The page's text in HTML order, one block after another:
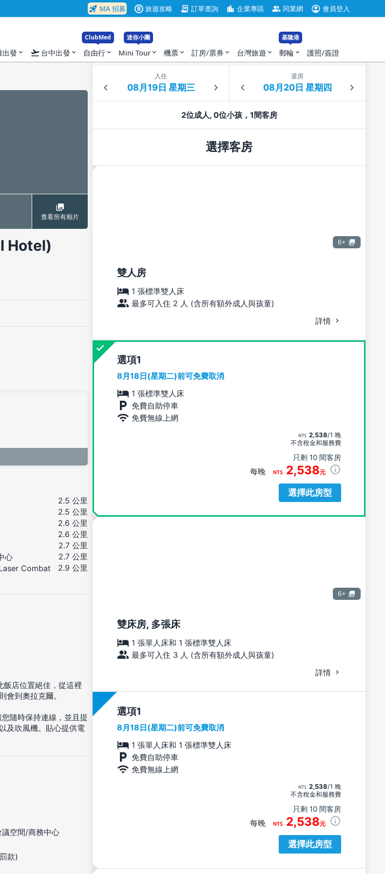
rocket_launch MA 招募 B 旅遊攻略 contract 訂單查詢 location_city 企業專區 group 同業網 account_circle 會員登入
出發 expand_more flight_takeoff 台中出發 expand_more
ClubMed
自由行 expand_more
迷你小團
Mini Tour expand_more 機票 expand_more 訂房/票券 expand_more 台灣旅遊 expand_more
基隆港
郵輪 expand_more 護照/簽證
查看所有相片
Hotel)
入住 退房
2位成人, 0位小孩，1間客房
選擇客房
6+
雙人房
1 張標準雙人床
最多可入住 2 人 (含所有額外成人與孩童)
詳情
選項
8月18日(星期二)前可免費取消
1 張標準雙人床
免費自助停車
免費無線上網
2,538/1 晚
不含稅金和服務費
只剩 10 間客房
每晚 2,538元
選擇此房型
6+
雙床房, 多張床
1 張單人床和 1 張標準雙人床
最多可入住 3 人 (含所有額外成人與孩童)
詳情
選項
8月18日(星期二)前可免費取消
1 張單人床和 1 張標準雙人床
免費自助停車
免費無線上網
2,538/1 晚
不含稅金和服務費
只剩 10 間客房
每晚 2,538元
選擇此房型
2.5 公里
2.5 公里
2.6 公里
2.6 公里
2.7 公里
心
2.7 公里
Combat
2.9 公里
飯店位置絕佳，從這裡
到奧拉克爾。
隨時保持連線，並且提
及吹風機。貼心提供電
空間/商務中心
款)